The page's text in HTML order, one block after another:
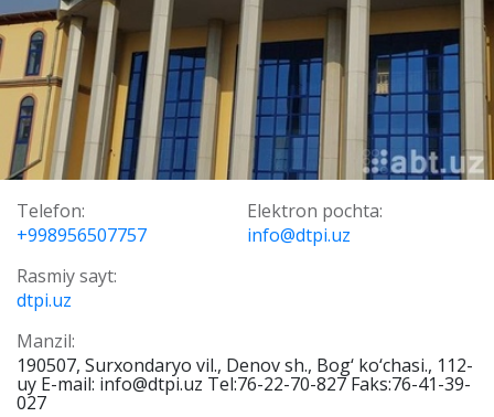
Telefon:
+998956507757
Elektron pochta:
info@dtpi.uz
Rasmiy sayt:
dtpi.uz
Manzil:
190507, Surxondaryo vil., Denov sh., Bog‘ ko‘chasi., 112-
uy E-mail: info@dtpi.uz Tel:76-22-70-827 Faks:76-41-39-
027